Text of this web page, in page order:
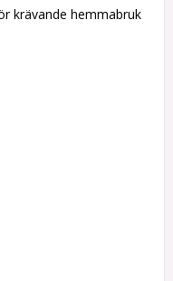
krävande hemmabruk